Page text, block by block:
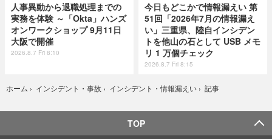
人事異動から退職処理までの
実務を体験 ～「Okta」ハンズ
オンワークショップ 9月11日
大阪で開催
2026.8.7 Fri 8:10
今日もどこかで情報漏えい 第
51回「2026年7月の情報漏え
い」三重県、陸自インシデン
トを他山の石として USB メモ
リ 1 万個チェック
2026.8.7 Fri 8:15
ホーム › インシデント・事故 › インシデント・情報漏えい › 記事
TOP